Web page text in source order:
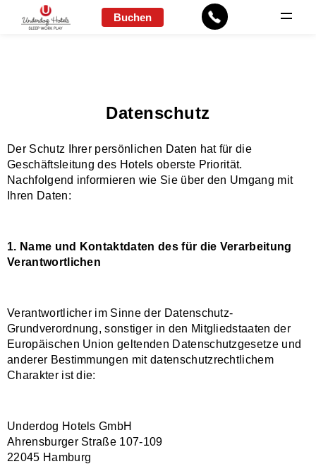
Buchen
Datenschutz
Der Schutz Ihrer persönlichen Daten hat für die
Geschäftsleitung des Hotels oberste Priorität.
Nachfolgend informieren wie Sie über den Umgang mit
Ihren Daten:
1. Name und Kontaktdaten des für die Verarbeitung
Verantwortlichen
Verantwortlicher im Sinne der Datenschutz-
Grundverordnung, sonstiger in den Mitgliedstaaten der
Europäischen Union geltenden Datenschutzgesetze und
anderer Bestimmungen mit datenschutzrechtlichem
Charakter ist die:
Underdog Hotels GmbH
Ahrensburger Straße 107-109
22045 Hamburg